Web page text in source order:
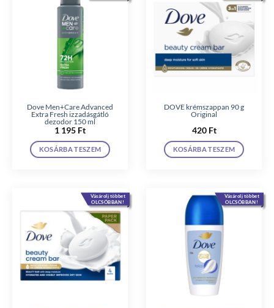
Dove Men+Care Advanced
Extra Fresh izzadásgátló
dezodor 150 ml
1 195 Ft
KOSÁRBA TESZEM
DOVE krémszappan 90 g
Original
420 Ft
KOSÁRBA TESZEM
Vásárolj többet
OLCSÓBBAN!
Vásárolj többet
OLCSÓBBAN!